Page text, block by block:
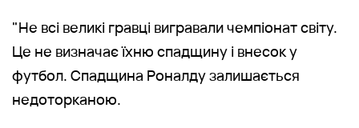
"Не всі великі гравці вигравали чемпіонат світу.
Це не визначає їхню спадщину і внесок у
футбол. Спадщина Роналду залишається
недоторканою.